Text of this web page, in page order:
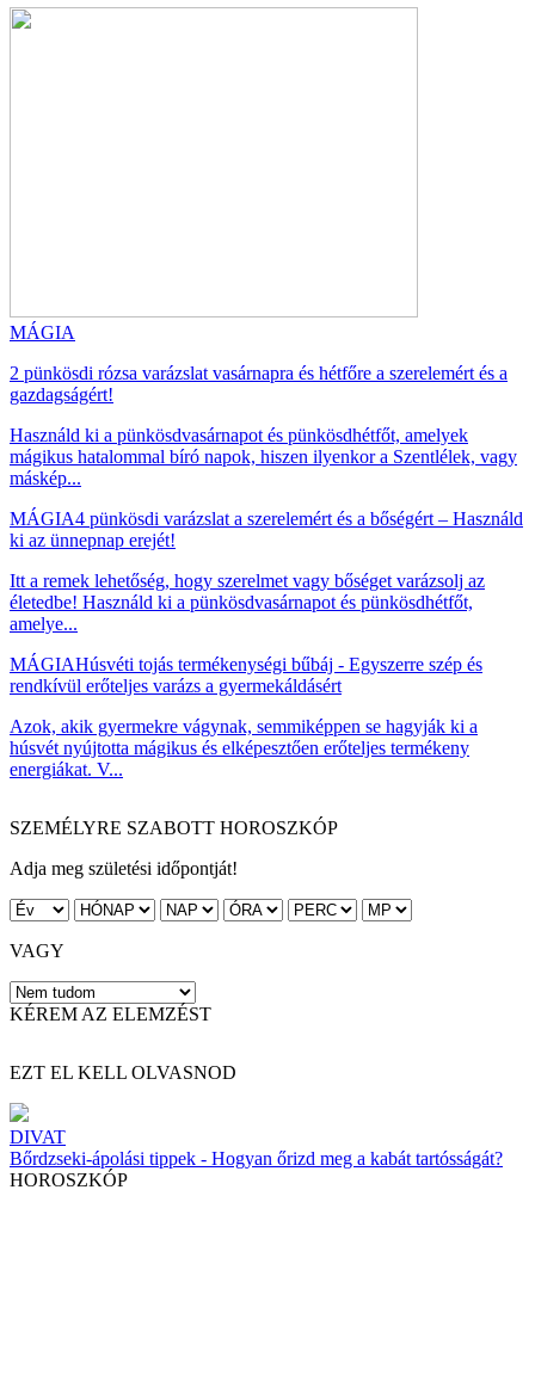
MÁGIA
2 pünkösdi rózsa varázslat vasárnapra és hétfőre a szerelemért és a
gazdagságért!
Használd ki a pünkösdvasárnapot és pünkösdhétfőt, amelyek
mágikus hatalommal bíró napok, hiszen ilyenkor a Szentlélek, vagy
máskép...
MÁGIA4 pünkösdi varázslat a szerelemért és a bőségért – Használd
ki az ünnepnap erejét!
Itt a remek lehetőség, hogy szerelmet vagy bőséget varázsolj az
életedbe! Használd ki a pünkösdvasárnapot és pünkösdhétfőt,
amelye...
MÁGIAHúsvéti tojás termékenységi bűbáj - Egyszerre szép és
rendkívül erőteljes varázs a gyermekáldásért
Azok, akik gyermekre vágynak, semmiképpen se hagyják ki a
húsvét nyújtotta mágikus és elképesztően erőteljes termékeny
energiákat. V...
SZEMÉLYRE SZABOTT HOROSZKÓP
Adja meg születési időpontját!
VAGY
KÉREM AZ ELEMZÉST
EZT EL KELL OLVASNOD
DIVAT
Bőrdzseki-ápolási tippek - Hogyan őrizd meg a kabát tartósságát?
HOROSZKÓP